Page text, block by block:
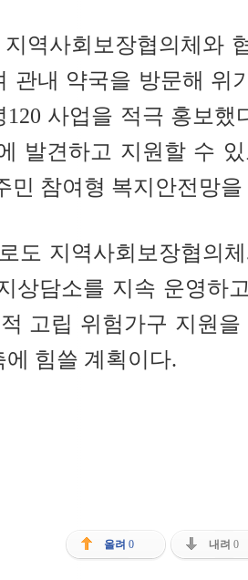
역사회보장협의체와
관내 약국을 방문해 위
120 사업을 적극 홍보
발견하고 지원할 수
민 참여형 복지안전망
도 지역사회보장협의
상담소를 지속 운영하
고립 위험가구 지원
힘쓸 계획이다.
올려 0 내려 0